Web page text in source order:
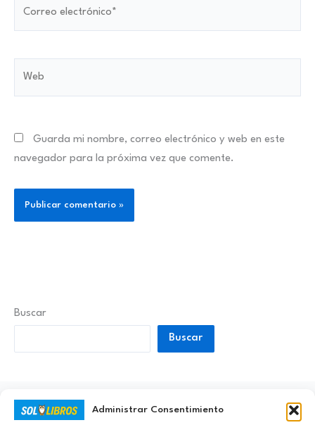
Administrar Consentimiento
Guarda mi nombre, correo electrónico y web en este
navegador para la próxima vez que comente.
Buscar
Buscar